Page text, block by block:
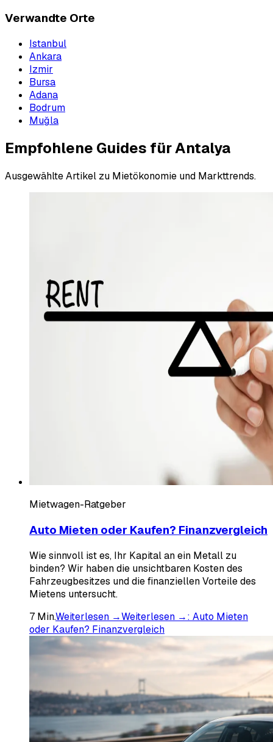
Verwandte Orte
Istanbul
Ankara
Izmir
Bursa
Adana
Bodrum
Muğla
Empfohlene Guides für Antalya
Ausgewählte Artikel zu Mietökonomie und Markttrends.
Mietwagen-Ratgeber
Auto Mieten oder Kaufen? Finanzvergleich
Wie sinnvoll ist es, Ihr Kapital an ein Metall zu
binden? Wir haben die unsichtbaren Kosten des
Fahrzeugbesitzes und die finanziellen Vorteile des
Mietens untersucht.
7 Min.Weiterlesen →Weiterlesen →: Auto Mieten
oder Kaufen? Finanzvergleich